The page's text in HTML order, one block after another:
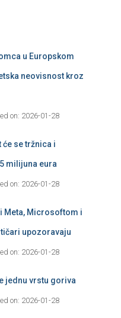
u Europskom
neovisnost kroz
on: 2026-01-28
će se tržnica i
milijuna eura
on: 2026-01-28
Meta, Microsoftom i
upozoravaju
on: 2026-01-28
jednu vrstu goriva
on: 2026-01-28